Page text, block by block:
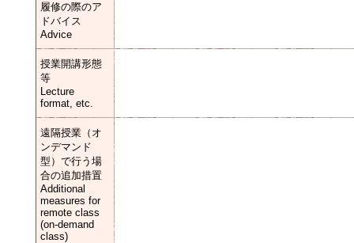
履修の際のア
ドバイス
Advice
授業開講形態
等
Lecture
format, etc.
遠隔授業（オ
ンデマンド
型）で行う場
合の追加措置
Additional
measures for
remote class
(on-demand
class)